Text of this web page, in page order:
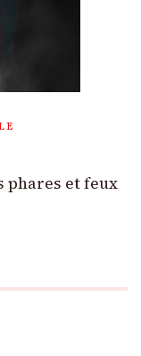
phares et feux